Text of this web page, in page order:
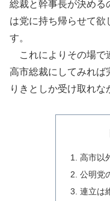
総裁と幹事長が決める
は党に持ち帰らせて欲
す。
これによりその場で
高市総裁にしてみれば
りきとしか受け取れな
高市以
公明党
連立は